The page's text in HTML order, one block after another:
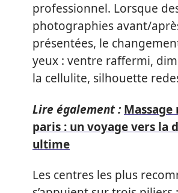
professionnel. Lorsque
photographies avant/
présentées, le
yeux : ventre raffermi,
la cellulite, silhouette
Lire également :
paris : un voyage vers la
ultime
Les centres les plus